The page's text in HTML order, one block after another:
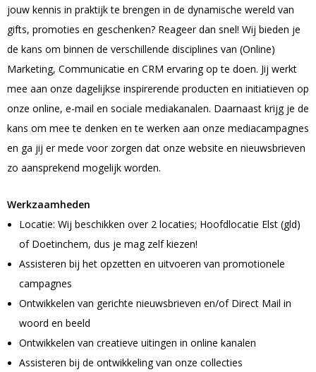
NoodPakket
Borrelpakketten
Duurzame pakketten
Brievenbuspakketten
Koffie & thee pakketten
Pubquiz & Spelpakketten
WK oranje pakketten
Wellness
Rituals pakketten
Janzen geschenkpakketten BEST SELLER
Rugtassen
Koeltassen
Sport & reistassen
Documenten & laptoptassen
Papieren geschenk tassen
Duurzame kantoorartikelen
Agenda's
Notitieboeken
Ringband notitieboeken
CorrectBook
Stoffen sleutelhangers (Keytags)
Metalen sleutelhangers
2D & 3D sleutelhangers
Tassen
Papieren Tassen
Tassen met koord
Overig
Lanyards & keycoards bedrukken
Bodywarmers
Craft Teamwear
Mutsen & Beanies
Mutsen
Beanie's
Kerstmutsen
Hoofdbanden
Overige headwear
Caps
Promocaps
Mokken
Full color mokken POPULAIR
Koffiemokken
Krijtmokken
Emaille mokken
Drinkbekers
Koffie & Americano bekers
Stanley drinkbekers
Camelbak drinkbekers
Drinkbekers
Draagtassen
Boodschappentassen
Opvouwbare boodschappentassen
Sport & vrije tijd
Koeltassen
Schoenentassen
Waterbestendige tassen
Business tassen
Camera's
Computer accessoires
Standaards en houders
USB-Sticks
USB Sleutel
USB Twister
USB-Sticks
USB Hubs
Overige USB
Pepermunt blikjes
Pepermunt overig
Koeken
Koekblikken & Stroopwafels in blik
Vegan koeken
Koffiekoekjes
Diverse snoepwaren
Drop
Teken & Kleuren sets
Kinderschrijfwaren
Markeer stiften
Potloden
Softcover notitieboeken
Hardcover notitieboeken POPULAIR
Moleskine Notitieboeken
Notitieblokken
Bedrukte ringband notitieblokken
Standaard paraplu's
Golfparaplu's BESTSELLER
Stormparaplu's
Opvouwbare paraplu's
Regenponcho's
Regenjassen
Paraplu's overig
Spellen
Kaartspellen
Bordspellen
Nagelverzorging
Bestsellers automotive
Parkeerschijven
Ijskrabbers
Laders & houders
Auto zonwering
Autoparfum
Auto accessoires overig
Bad & Baby textiel
jouw kennis in praktijk te brengen in de dynamische wereld van
gifts, promoties en geschenken? Reageer dan snel! Wij bieden je
de kans om binnen de verschillende disciplines van (Online)
Marketing, Communicatie en CRM ervaring op te doen. Jij werkt
mee aan onze dagelijkse inspirerende producten en initiatieven op
onze online, e-mail en sociale mediakanalen. Daarnaast krijg je de
kans om mee te denken en te werken aan onze mediacampagnes
en ga jij er mede voor zorgen dat onze website en nieuwsbrieven
zo aansprekend mogelijk worden.
Werkzaamheden
Locatie: Wij beschikken over 2 locaties; Hoofdlocatie Elst (gld)
of Doetinchem, dus je mag zelf kiezen!
Assisteren bij het opzetten en uitvoeren van promotionele
campagnes
Ontwikkelen van gerichte nieuwsbrieven en/of Direct Mail in
woord en beeld
Ontwikkelen van creatieve uitingen in online kanalen
Assisteren bij de ontwikkeling van onze collecties